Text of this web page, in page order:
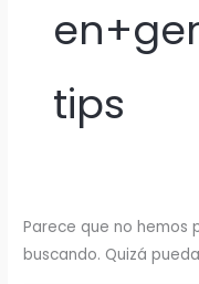
tips
Parece que no hemos
buscando. Quizá